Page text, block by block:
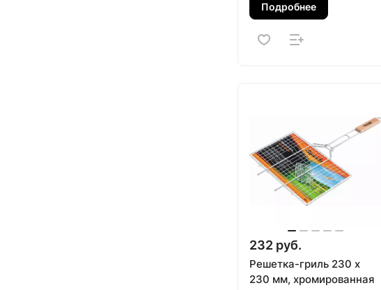
Подробнее
232 руб.
Решетка-гриль 230 х
230 мм, хромированная